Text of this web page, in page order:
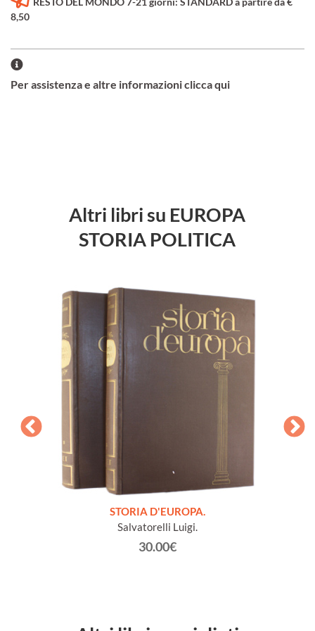
8,50
Per assistenza e altre informazioni clicca qui
Altri libri su EUROPA
STORIA POLITICA
STORIA D'EUROPA.
Salvatorelli Luigi.
30.00€